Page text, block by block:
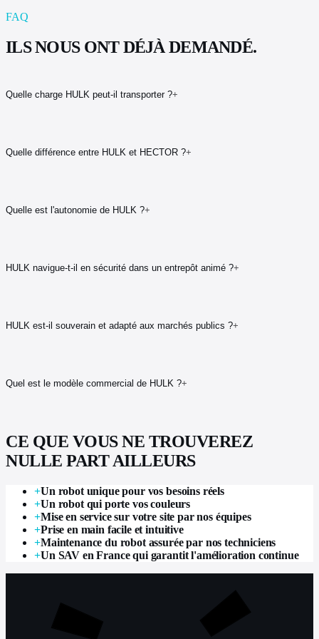
FAQ
ILS NOUS ONT DÉJÀ DEMANDÉ.
Quelle charge HULK peut-il transporter ?+
Quelle différence entre HULK et HECTOR ?+
Quelle est l'autonomie de HULK ?+
HULK navigue-t-il en sécurité dans un entrepôt animé ?+
HULK est-il souverain et adapté aux marchés publics ?+
Quel est le modèle commercial de HULK ?+
CE QUE VOUS NE TROUVEREZ
NULLE PART AILLEURS
+Un robot unique pour vos besoins réels
+Un robot qui porte vos couleurs
+Mise en service sur votre site par nos équipes
+Prise en main facile et intuitive
+Maintenance du robot assurée par nos techniciens
+Un SAV en France qui garantit l'amélioration continue